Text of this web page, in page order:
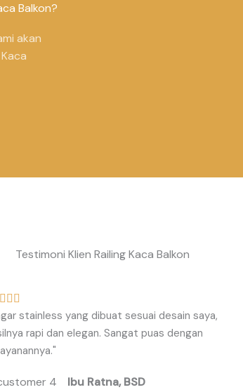
Balkon?
akan
Testimoni Klien Railing Kaca Balkon
  
a
t
e
5
stainless yang dibuat sesuai desain saya,
rapi dan elegan. Sangat puas dengan
Ibu Ratna, BSD